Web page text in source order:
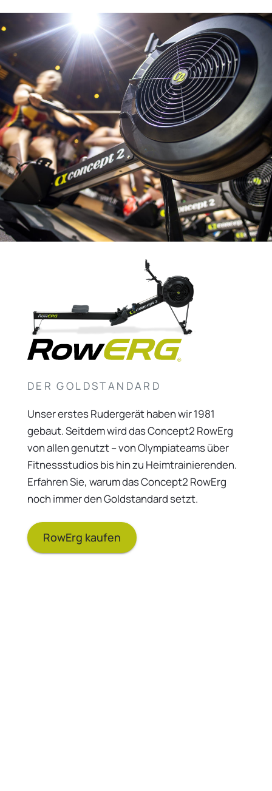
DER GOLDSTANDARD
Unser erstes Rudergerät haben wir 1981
gebaut. Seitdem wird das Concept2 RowErg
von allen genutzt – von Olympiateams über
Fitnessstudios bis hin zu Heimtrainierenden.
Erfahren Sie, warum das Concept2 RowErg
noch immer den Goldstandard setzt.
RowErg kaufen